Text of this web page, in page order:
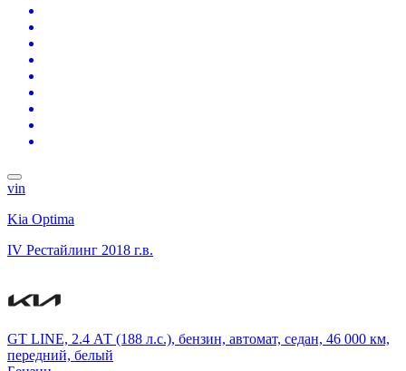
vin
Kia Optima
IV Рестайлинг 2018 г.в.
GT LINE, 2.4 АТ (188 л.с.), бензин, автомат, седан, 46 000 км,
передний, белый